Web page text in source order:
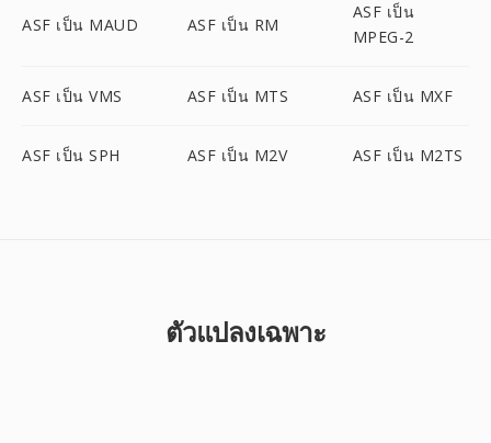
ASF เป็น MAUD ASF เป็น RM
ASF เป็น
MPEG-2
ASF เป็น VMS ASF เป็น MTS ASF เป็น MXF
ASF เป็น SPH ASF เป็น M2V ASF เป็น M2TS
ตัวแปลงเฉพาะ